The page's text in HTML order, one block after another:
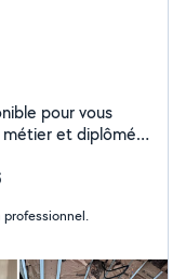
pour vous
métier et diplômé
l'isolation et
. Je peux
meubles,
sérieux et
professionnel.